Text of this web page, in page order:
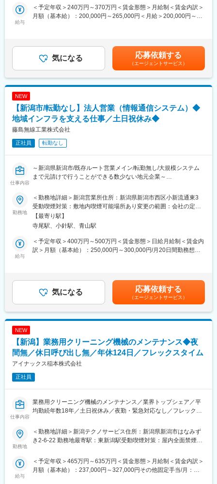
基本は土日祝お休みで、休日出勤は月に2回程度に発生しますが、
振替休日取得を推奨しております。また直行直帰が可能で、フレ
■福利厚生充実（規定あり）
・住宅手当（賃貸・持ち家対象 月3～4万円※規定有り）
舗企業であり、自己資本率70%以上と経営基盤も安定していま
す。当社は全国でも数少ない医療分野特化の設備メーカーであ
り、高い優位性があります。他社では学べない、高度かつ精密な
変更の範囲：会社の定める業務
き資格取得やスキルアップを目指していただきます。
ます。
■組織構成：整備士は４名在籍しており、40代のメンバーが活躍
望にできるだけ全力で応えること。車が故障してしまったとき
も、ご連絡をいただければ、できるだけスグに駆けつけます。
・国の審査をクリアした認証工場のため、幅広い車種や故障に対
・当社の整備士は全員20年以上のベテランばかりです。中には合
格率30％といわれる整備士の最難関の１級整備士を目指している
ていくことを大事にしています。
給与
＜予定年収＞240万円～370万円＜賃金形態＞月給制＜賃金内訳＞
月額（基本給）：200,000円～265,000円＜月給＞200,000円～
額であり、選考を通じて上下する可能性があります。月給(月額)は
固定手当を含めた表記です。
気になる 応募依頼する
（エージェントサービス）
NEW
【新潟市/転勤なし】法人営業（情報通信システム）◆
地域インフラを支える仕事／土日祝休み◆
藤島無線工業株式会社
正社員 転勤なし
仕事内容
～新潟県新潟市/既存ルート営業メイン/転勤無し/大規模システム
まで元請けで行うことができる数少ない地元企業～
■おすすめポイント
・地域でも有数の技術力を活かした会社・地域インフラを支える
仕事
・防犯監視カメラ・防災無線・通信設備などの工事プロジェクト
の管理者
■職務内容：
※導入実績が評価され、顧客企業の別支店への導入が依頼されるケ
ースもあります。
■売上割合
7割程度が公共、３割程度が民間と安定した受注が行えておりま
す。
営業担当者は全社で5名。最初は先輩社員に同行し、早ければ6ヶ
月～1年で独り立ちを目指していきます。当社の平均年齢は40代
■当社の特徴：
守を手掛けています。また、公的機関からのニーズも高く、防災
行政無線や消防救急無線などを手掛けており、地場優良企業とな
勤務地
＜勤務地詳細＞新潟営業所住所：新潟県新潟市西区小新流通東3
受動喫煙対策：敷地内喫煙可能場所あり変更の範囲：会社の定め
る事業所
【最寄り駅】
寺尾駅、小針駅、青山駅
給与
＜予定年収＞400万円～500万円＜賃金形態＞日給月給制＜賃金内
訳＞月額（基本給）：250,000円～300,000円/月20日間勤務想定
手当＞有＜給与補足＞賞与：年２回（７月・１２月、過去実績
400000円～600000円）さらに、会社業績により決算賞与あり給
与改定：４月賃金はあくまでも目安の金額であり、選考を通じて
上下する可能性があります。月給(月額)は固定手当を含めた表記で
す。
気になる 応募依頼する
（エージェントサービス）
NEW
【新潟】業務用クリーニング機械のメンテナンス◆夜
間無／休日呼び出し無／年休124日／フレックスタイム
アイナックス稲本株式会社
正社員
仕事内容
業務用クリーニング機械のメンテナンス／業界トップシェア／平
均勤続年数18年／土日祝休み／夜勤・緊急対応なし／フレックス
う当社にて、故障やトラブル時の修理、定期的なメンテナンス、
納品時の設置立会いや試運転をお任せします。
勤務地
＜勤務地詳細＞新潟テクノサービス住所：新潟県新潟市はなみず
き2-6-22 勤務地最寄駅：東新潟駅受動喫煙対策：屋内全面禁煙変
給与
＜予定年収＞465万円～635万円＜賃金形態＞月給制＜賃金内訳＞
月額（基本給）：237,000円～327,000円その他固定手当/月：